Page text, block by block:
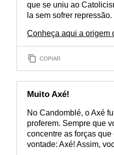
que se uniu ao
la sem sofrer repressão.
Conheça aqui a origem
COPIAR
Muito Axé!
No Candomblé, o Axé
proferem. Sempre que
concentre as forças
vontade: Axé! Assim,